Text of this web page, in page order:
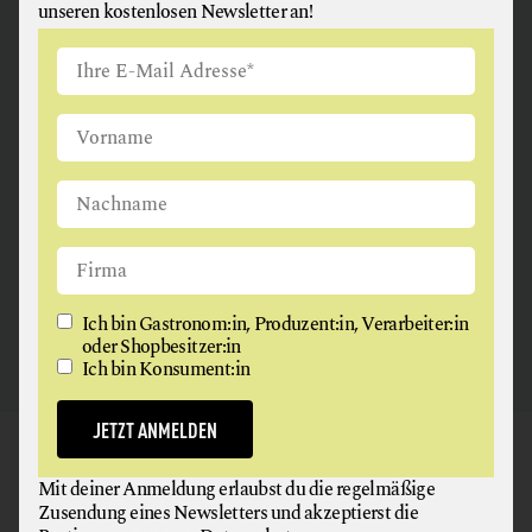
ANGUS & ARTHUR
FLEISCH + FLEISCHERZEUGNISSE
2326 Maria Lanzendorf
GAUMEN HOCH
NEWSLETTER
unseren kostenlosen Newsletter an!
Ich bin Gastronom:in, Produzent:in, Verarbeiter:in
oder Shopbesitzer:in
Ich bin Konsument:in
JETZT ANMELDEN
Mit deiner Anmeldung erlaubst du die regelmäßige
Zusendung eines Newsletters und akzeptierst die